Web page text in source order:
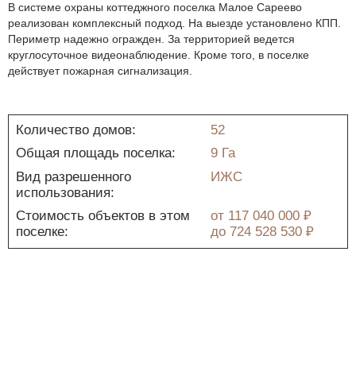
В системе охраны коттеджного поселка Малое Сареево
реализован комплексный подход. На выезде установлено КПП.
Периметр надежно огражден. За территорией ведется
круглосуточное видеонаблюдение. Кроме того, в поселке
действует пожарная сигнализация.
Количество домов:
52
Общая площадь поселка:
9 Га
Вид разрешенного
использования:
ИЖС
Стоимость объектов в этом
поселке:
от 117 040 000 ₽
до 724 528 530 ₽